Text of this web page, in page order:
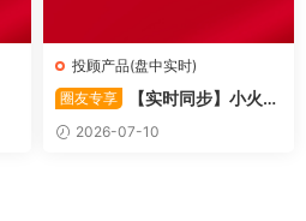
投顾产品(盘中实时)
圈友专享
【实时同步】小火龙
复盘2026-07-10